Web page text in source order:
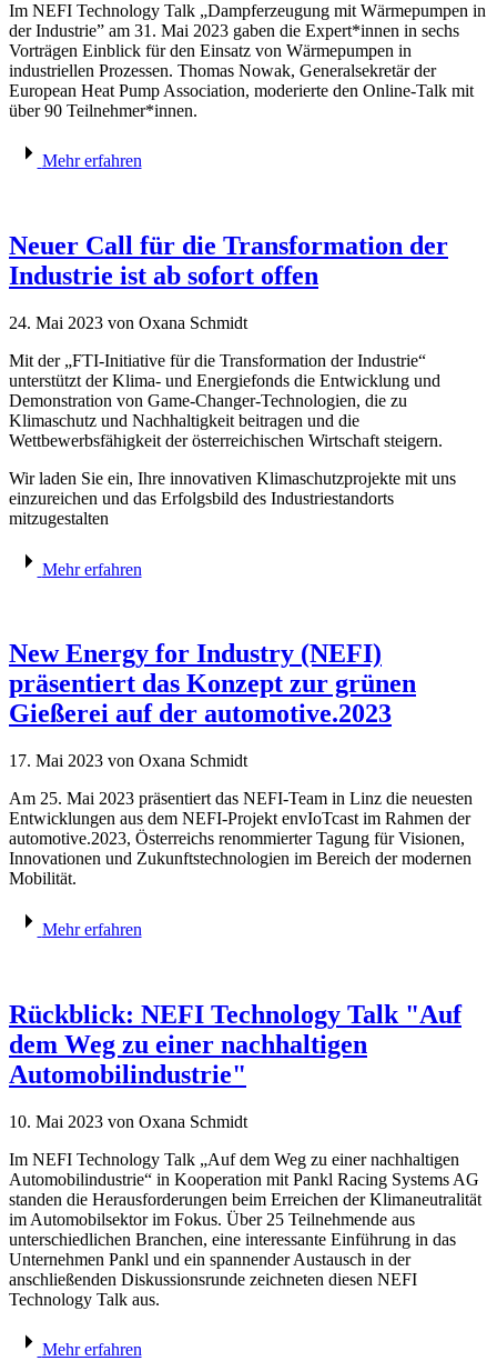
Im NEFI Technology Talk „Dampferzeugung mit Wärmepumpen in
der Industrie” am 31. Mai 2023 gaben die Expert*innen in sechs
Vorträgen Einblick für den Einsatz von Wärmepumpen in
industriellen Prozessen. Thomas Nowak, Generalsekretär der
European Heat Pump Association, moderierte den Online-Talk mit
über 90 Teilnehmer*innen.
Mehr erfahren
Neuer Call für die Transformation der
Industrie ist ab sofort offen
24. Mai 2023 von Oxana Schmidt
Mit der „FTI-Initiative für die Transformation der Industrie“
unterstützt der Klima- und Energiefonds die Entwicklung und
Demonstration von Game-Changer-Technologien, die zu
Klimaschutz und Nachhaltigkeit beitragen und die
Wettbewerbsfähigkeit der österreichischen Wirtschaft steigern.
Wir laden Sie ein, Ihre innovativen Klimaschutzprojekte mit uns
einzureichen und das Erfolgsbild des Industriestandorts
mitzugestalten
Mehr erfahren
New Energy for Industry (NEFI)
präsentiert das Konzept zur grünen
Gießerei auf der automotive.2023
17. Mai 2023 von Oxana Schmidt
Am 25. Mai 2023 präsentiert das NEFI-Team in Linz die neuesten
Entwicklungen aus dem NEFI-Projekt envIoTcast im Rahmen der
automotive.2023, Österreichs renommierter Tagung für Visionen,
Innovationen und Zukunftstechnologien im Bereich der modernen
Mobilität.
Mehr erfahren
Rückblick: NEFI Technology Talk "Auf
dem Weg zu einer nachhaltigen
Automobilindustrie"
10. Mai 2023 von Oxana Schmidt
Im NEFI Technology Talk „Auf dem Weg zu einer nachhaltigen
Automobilindustrie“ in Kooperation mit Pankl Racing Systems AG
standen die Herausforderungen beim Erreichen der Klimaneutralität
im Automobilsektor im Fokus. Über 25 Teilnehmende aus
unterschiedlichen Branchen, eine interessante Einführung in das
Unternehmen Pankl und ein spannender Austausch in der
anschließenden Diskussionsrunde zeichneten diesen NEFI
Technology Talk aus.
Mehr erfahren